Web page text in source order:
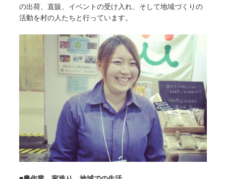
の出荷、直販、イベントの受け入れ、そして地域づくりの
活動を村の人たちと行っています。